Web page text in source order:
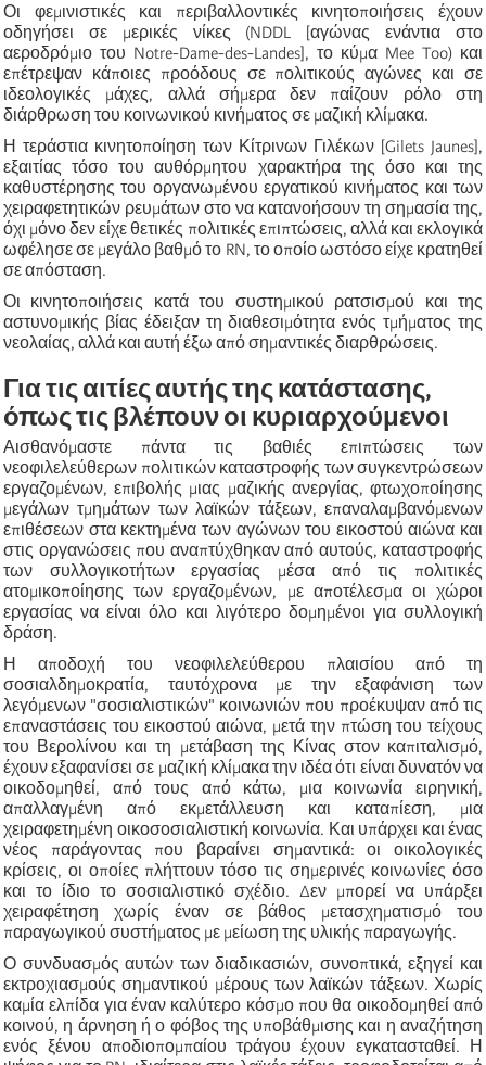
Οι φεμινιστικές και περιβαλλοντικές κινητοποιήσεις έχουν
οδηγήσει σε μερικές νίκες (NDDL [αγώνας ενάντια στο
αεροδρόμιο του Notre-Dame-des-Landes], το κύμα Mee Too) και
επέτρεψαν κάποιες προόδους σε πολιτικούς αγώνες και σε
ιδεολογικές μάχες, αλλά σήμερα δεν παίζουν ρόλο στη
διάρθρωση του κοινωνικού κινήματος σε μαζική κλίμακα.
Η τεράστια κινητοποίηση των Κίτρινων Γιλέκων [Gilets Jaunes],
εξαιτίας τόσο του αυθόρμητου χαρακτήρα της όσο και της
καθυστέρησης του οργανωμένου εργατικού κινήματος και των
χειραφετητικών ρευμάτων στο να κατανοήσουν τη σημασία της,
όχι μόνο δεν είχε θετικές πολιτικές επιπτώσεις, αλλά και εκλογικά
ωφέλησε σε μεγάλο βαθμό το RN, το οποίο ωστόσο είχε κρατηθεί
σε απόσταση.
Οι κινητοποιήσεις κατά του συστημικού ρατσισμού και της
αστυνομικής βίας έδειξαν τη διαθεσιμότητα ενός τμήματος της
νεολαίας, αλλά και αυτή έξω από σημαντικές διαρθρώσεις.
Για τις αιτίες αυτής της κατάστασης,
όπως τις βλέπουν οι κυριαρχούμενοι
Αισθανόμαστε πάντα τις βαθιές επιπτώσεις των
νεοφιλελεύθερων πολιτικών καταστροφής των συγκεντρώσεων
εργαζομένων, επιβολής μιας μαζικής ανεργίας, φτωχοποίησης
μεγάλων τμημάτων των λαϊκών τάξεων, επαναλαμβανόμενων
επιθέσεων στα κεκτημένα των αγώνων του εικοστού αιώνα και
στις οργανώσεις που αναπτύχθηκαν από αυτούς, καταστροφής
των συλλογικοτήτων εργασίας μέσα από τις πολιτικές
ατομικοποίησης των εργαζομένων, με αποτέλεσμα οι χώροι
εργασίας να είναι όλο και λιγότερο δομημένοι για συλλογική
δράση.
Η αποδοχή του νεοφιλελεύθερου πλαισίου από τη
σοσιαλδημοκρατία, ταυτόχρονα με την εξαφάνιση των
λεγόμενων "σοσιαλιστικών" κοινωνιών που προέκυψαν από τις
επαναστάσεις του εικοστού αιώνα, μετά την πτώση του τείχους
του Βερολίνου και τη μετάβαση της Κίνας στον καπιταλισμό,
έχουν εξαφανίσει σε μαζική κλίμακα την ιδέα ότι είναι δυνατόν να
οικοδομηθεί, από τους από κάτω, μια κοινωνία ειρηνική,
απαλλαγμένη από εκμετάλλευση και καταπίεση, μια
χειραφετημένη οικοσοσιαλιστική κοινωνία. Και υπάρχει και ένας
νέος παράγοντας που βαραίνει σημαντικά: οι οικολογικές
κρίσεις, οι οποίες πλήττουν τόσο τις σημερινές κοινωνίες όσο
και το ίδιο το σοσιαλιστικό σχέδιο. Δεν μπορεί να υπάρξει
χειραφέτηση χωρίς έναν σε βάθος μετασχηματισμό του
παραγωγικού συστήματος με μείωση της υλικής παραγωγής.
Ο συνδυασμός αυτών των διαδικασιών, συνοπτικά, εξηγεί και
εκτροχιασμούς σημαντικού μέρους των λαϊκών τάξεων. Χωρίς
καμία ελπίδα για έναν καλύτερο κόσμο που θα οικοδομηθεί από
κοινού, η άρνηση ή ο φόβος της υποβάθμισης και η αναζήτηση
ενός ξένου αποδιοπομπαίου τράγου έχουν εγκατασταθεί. Η